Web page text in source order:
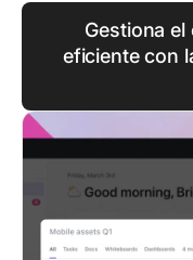
Gestiona
eficiente con